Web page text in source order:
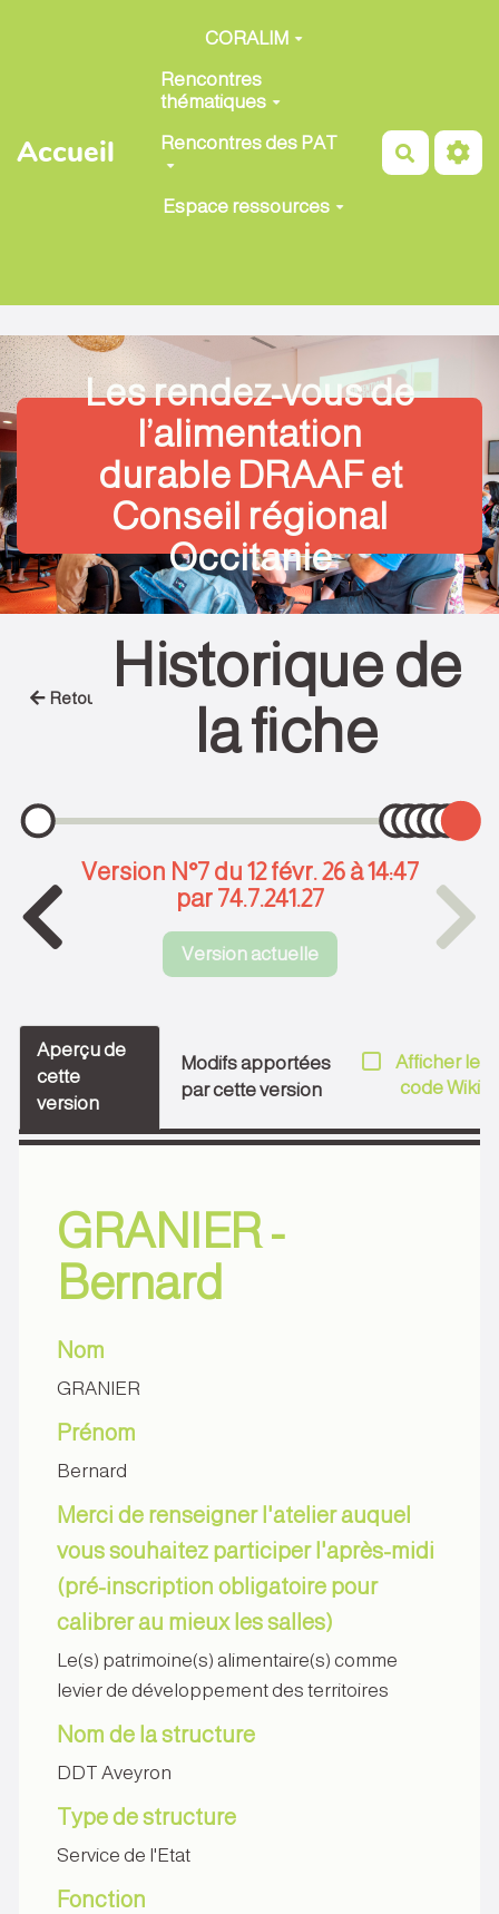
Aller au contenu principal
Accueil
CORALIM
Rencontres
thématiques
Rencontres des PAT
Espace ressources
Les rendez-vous de
l’alimentation
durable DRAAF et
Conseil régional
Occitanie
Retour
Historique de
la fiche
Version N°7 du 12 févr. 26 à 14:47
par 74.7.241.27
Version actuelle
Aperçu de
cette
version
Modifs apportées
par cette version
Afficher le
code Wiki
GRANIER -
Bernard
Nom
GRANIER
Prénom
Bernard
Merci de renseigner l'atelier auquel
vous souhaitez participer l'après-midi
(pré-inscription obligatoire pour
calibrer au mieux les salles)
Le(s) patrimoine(s) alimentaire(s) comme
levier de développement des territoires
Nom de la structure
DDT Aveyron
Type de structure
Service de l'Etat
Fonction